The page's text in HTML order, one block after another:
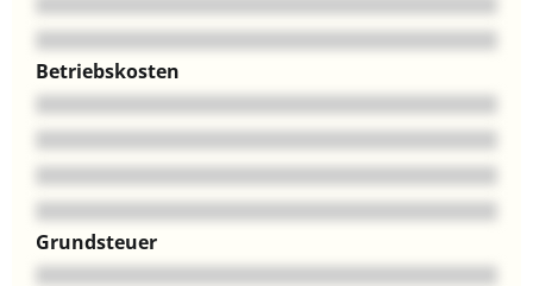
Betriebskosten
Grundsteuer